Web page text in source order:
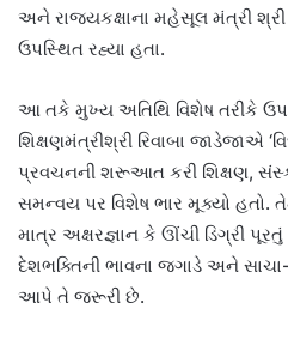
અને રાજ્યકક્ષાના મહેસૂલ મંત્રી
ઉપસ્થિત રહ્યા હતા.
આ તકે મુખ્ય અતિથિ વિશેષ તરીકે
શિક્ષણમંત્રીશ્રી રિવાબા જાડેજાએ
પ્રવચનની શરૂઆત કરી શિક્ષણ,
સમન્વય પર વિશેષ ભાર મૂક્યો હતો.
માત્ર અક્ષરજ્ઞાન કે ઊંચી ડિગ્રી
દેશભક્તિની ભાવના જગાડે અને સાચા-
આપે તે જરૂરી છે.